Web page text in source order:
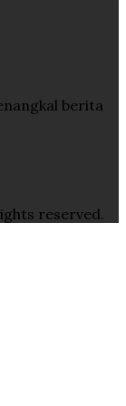
berita
reserved.